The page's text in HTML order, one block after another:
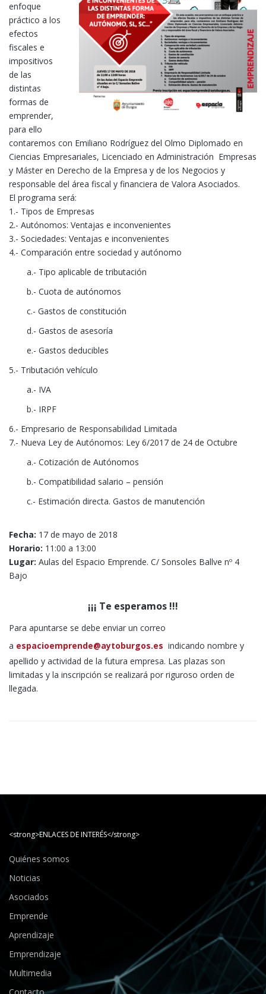
enfoque
práctico a los
efectos
fiscales e
impositivos
de las
distintas
formas de
emprender,
para ello
contaremos con Emiliano Rodríguez del Olmo Diplomado en
Ciencias Empresariales, Licenciado en Administración Empresas
y Máster en Derecho de la Empresa y de los Negocios y
responsable del área fiscal y financiera de Valora Asociados.
El programa será:
1.- Tipos de Empresas
2.- Autónomos: Ventajas e inconvenientes
3.- Sociedades: Ventajas e inconvenientes
4.- Comparación entre sociedad y autónomo
a.- Tipo aplicable de tributación
b.- Cuota de autónomos
c.- Gastos de constitución
d.- Gastos de asesoría
e.- Gastos deducibles
5.- Tributación vehículo
a.- IVA
b.- IRPF
6.- Empresario de Responsabilidad Limitada
7.- Nueva Ley de Autónomos: Ley 6/2017 de 24 de Octubre
a.- Cotización de Autónomos
b.- Compatibilidad salario – pensión
c.- Estimación directa. Gastos de manutención
Fecha: 17 de mayo de 2018
Horario: 11:00 a 13:00
Lugar: Aulas del Espacio Emprende. C/ Sonsoles Ballve nº 4
Bajo
¡¡¡ Te esperamos !!!
Para apuntarse se debe enviar un correo
a espacioemprende@aytoburgos.es indicando nombre y
apellido y actividad de la futura empresa. Las plazas son
limitadas y la inscripción se realizará por riguroso orden de
llegada.
<strong>ENLACES DE INTERÉS</strong>
Quiénes somos
Noticias
Asociados
Emprende
Aprendizaje
Emprendizaje
Multimedia